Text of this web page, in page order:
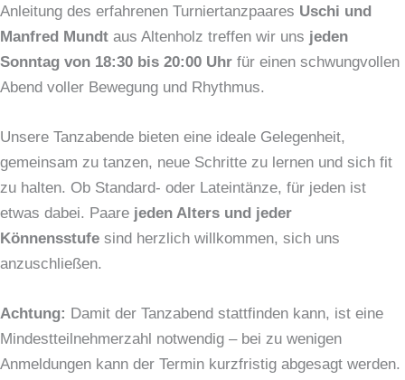
Anleitung des erfahrenen Turniertanzpaares Uschi und
Manfred Mundt aus Altenholz treffen wir uns jeden
Sonntag von 18:30 bis 20:00 Uhr für einen schwungvollen
Abend voller Bewegung und Rhythmus.
Unsere Tanzabende bieten eine ideale Gelegenheit,
gemeinsam zu tanzen, neue Schritte zu lernen und sich fit
zu halten. Ob Standard- oder Lateintänze, für jeden ist
etwas dabei. Paare jeden Alters und jeder
Könnensstufe sind herzlich willkommen, sich uns
anzuschließen.
Achtung: Damit der Tanzabend stattfinden kann, ist eine
Mindestteilnehmerzahl notwendig – bei zu wenigen
Anmeldungen kann der Termin kurzfristig abgesagt werden.